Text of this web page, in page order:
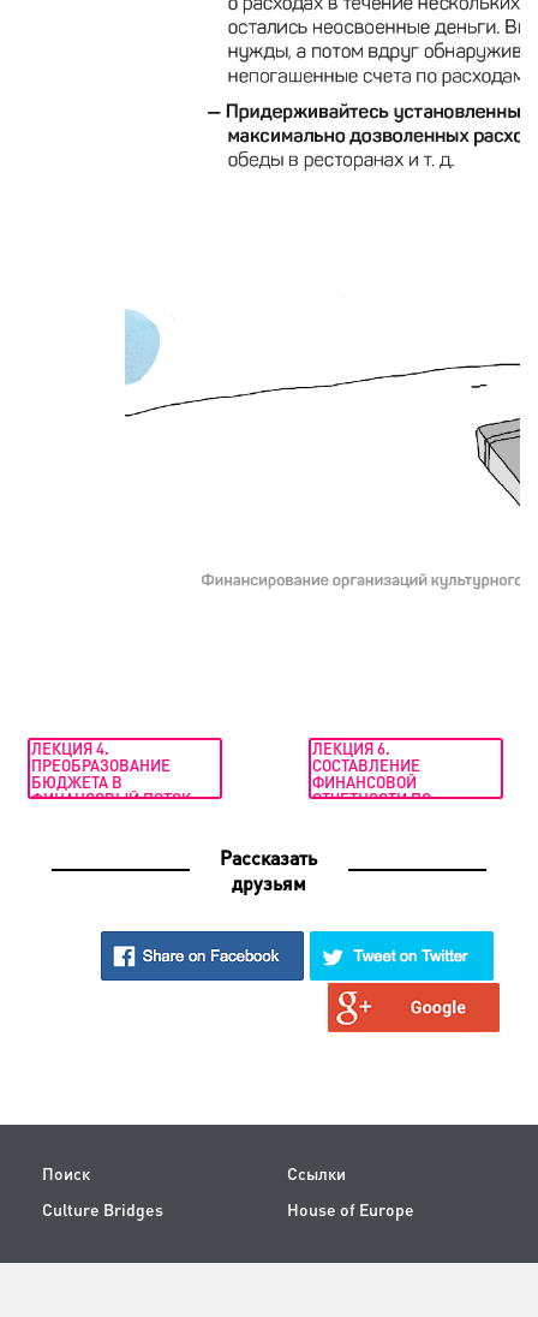
ЛЕКЦИЯ 4.
ПРЕОБРАЗОВАНИЕ
БЮДЖЕТА В
ФИНАНСОВЫЙ ПОТОК
ЛЕКЦИЯ 6.
СОСТАВЛЕНИЕ
ФИНАНСОВОЙ
ОТЧЕТНОСТИ ПО
Рассказать
друзьям
Поиск
Ссылки
Culture Bridges
House of Europe